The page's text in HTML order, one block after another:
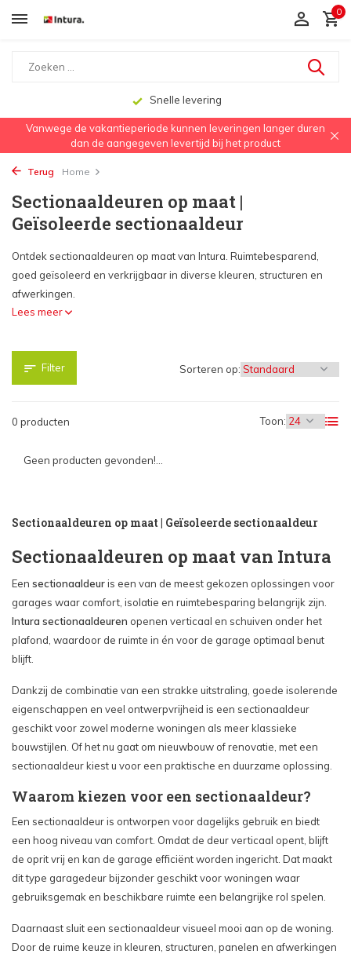
0
Snelle levering
Vanwege de vakantieperiode kunnen leveringen langer duren
dan de aangegeven levertijd bij het product
Terug Home
Sectionaaldeuren op maat |
Geïsoleerde sectionaaldeur
Ontdek sectionaaldeuren op maat van Intura. Ruimtebesparend,
goed geïsoleerd en verkrijgbaar in diverse kleuren, structuren en
afwerkingen.
Lees meer
Filter
0 producten Toon:
Sorteren op:
Geen producten gevonden!...
Sectionaaldeuren op maat | Geïsoleerde sectionaaldeur
Sectionaaldeuren op maat van Intura
Een sectionaaldeuris een van de meest gekozen oplossingen voor
garages waar comfort, isolatie en ruimtebesparing belangrijk zijn.
Intura sectionaaldeuren openen verticaal en schuiven onder het
plafond, waardoor de ruimte in én voor de garage optimaal benut
blijft.
Dankzij de combinatie van een strakke uitstraling, goede isolerende
eigenschappen en veel ontwerpvrijheid is een sectionaaldeur
geschikt voor zowel moderne woningen als meer klassieke
bouwstijlen. Of het nu gaat om nieuwbouw of renovatie, met een
sectionaaldeur kiest u voor een praktische en duurzame oplossing.
Waarom kiezen voor een sectionaaldeur?
Een sectionaaldeur is ontworpen voor dagelijks gebruik en biedt
een hoog niveau van comfort. Omdat de deur verticaal opent, blijft
de oprit vrij en kan de garage efficiënt worden ingericht. Dat maakt
dit type garagedeur bijzonder geschikt voor woningen waar
gebruiksgemak en beschikbare ruimte een belangrijke rol spelen.
Daarnaast sluit een sectionaaldeur visueel mooi aan op de woning.
Door de ruime keuze in kleuren, structuren, panelen en afwerkingen